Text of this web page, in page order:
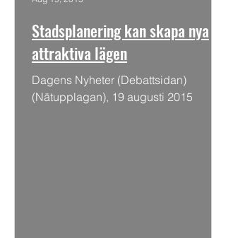
Stadsplanering kan skapa nya
attraktiva lägen
Dagens Nyheter (Debattsidan)
(Nätupplagan), 19 augusti 2015